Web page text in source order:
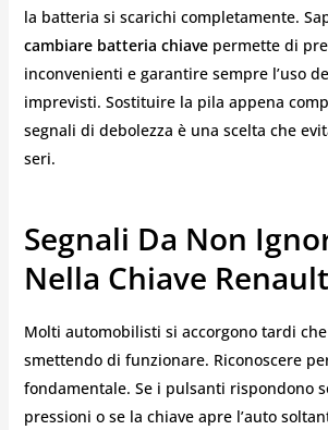
la batteria si scarichi completamente.
cambiare batteria chiavepermette di
inconvenienti e garantire sempre l’uso
imprevisti. Sostituire la pila appena
segnali di debolezza è una scelta che
seri.
Segnali Da Non
Nella Chiave
Molti automobilisti si accorgono tardi
smettendo di funzionare. Riconoscere
fondamentale. Se i pulsanti rispondono
pressioni o se la chiave apre l’auto